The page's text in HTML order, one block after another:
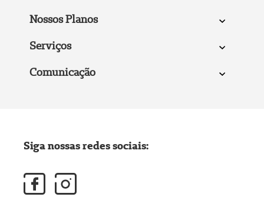
Nossos Planos
Serviços
Comunicação
Siga nossas redes sociais: